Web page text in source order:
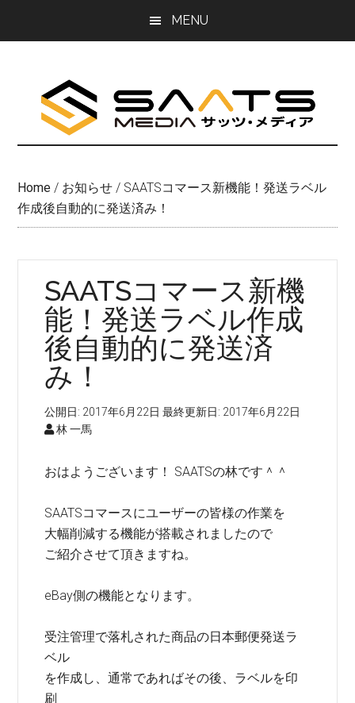
MENU
Home / お知らせ / SAATSコマース新機能！発送ラベル
作成後自動的に発送済み！
SAATSコマース新機
能！発送ラベル作成
後自動的に発送済
み！
公開日: 2017年6月22日 最終更新日: 2017年6月22日
林 一馬
おはようございます！ SAATSの林です＾＾
SAATSコマースにユーザーの皆様の作業を
大幅削減する機能が搭載されましたので
ご紹介させて頂きますね。
eBay側の機能となります。
受注管理で落札された商品の日本郵便発送ラ
ベル
を作成し、通常であればその後、ラベルを印
刷